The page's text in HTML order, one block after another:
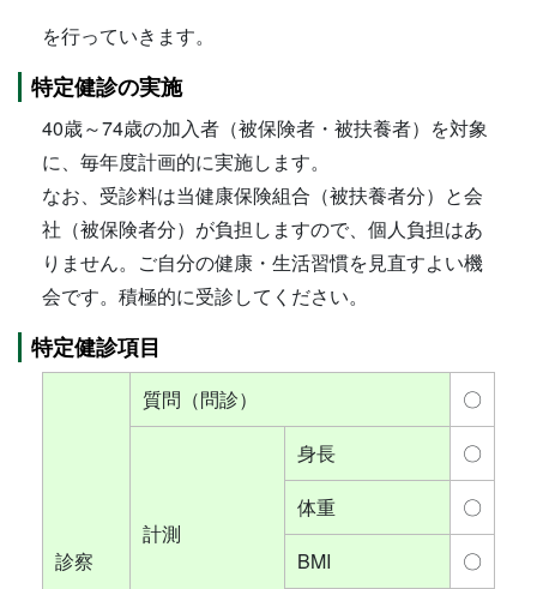
を行っていきます。
特定健診の実施
40歳～74歳の加入者（被保険者・被扶養者）を対象
に、毎年度計画的に実施します。
なお、受診料は当健康保険組合（被扶養者分）と会
社（被保険者分）が負担しますので、個人負担はあ
りません。ご自分の健康・生活習慣を見直すよい機
会です。積極的に受診してください。
特定健診項目
診察
質問（問診） 〇
計測
身長
〇
体重
〇
BMI
〇